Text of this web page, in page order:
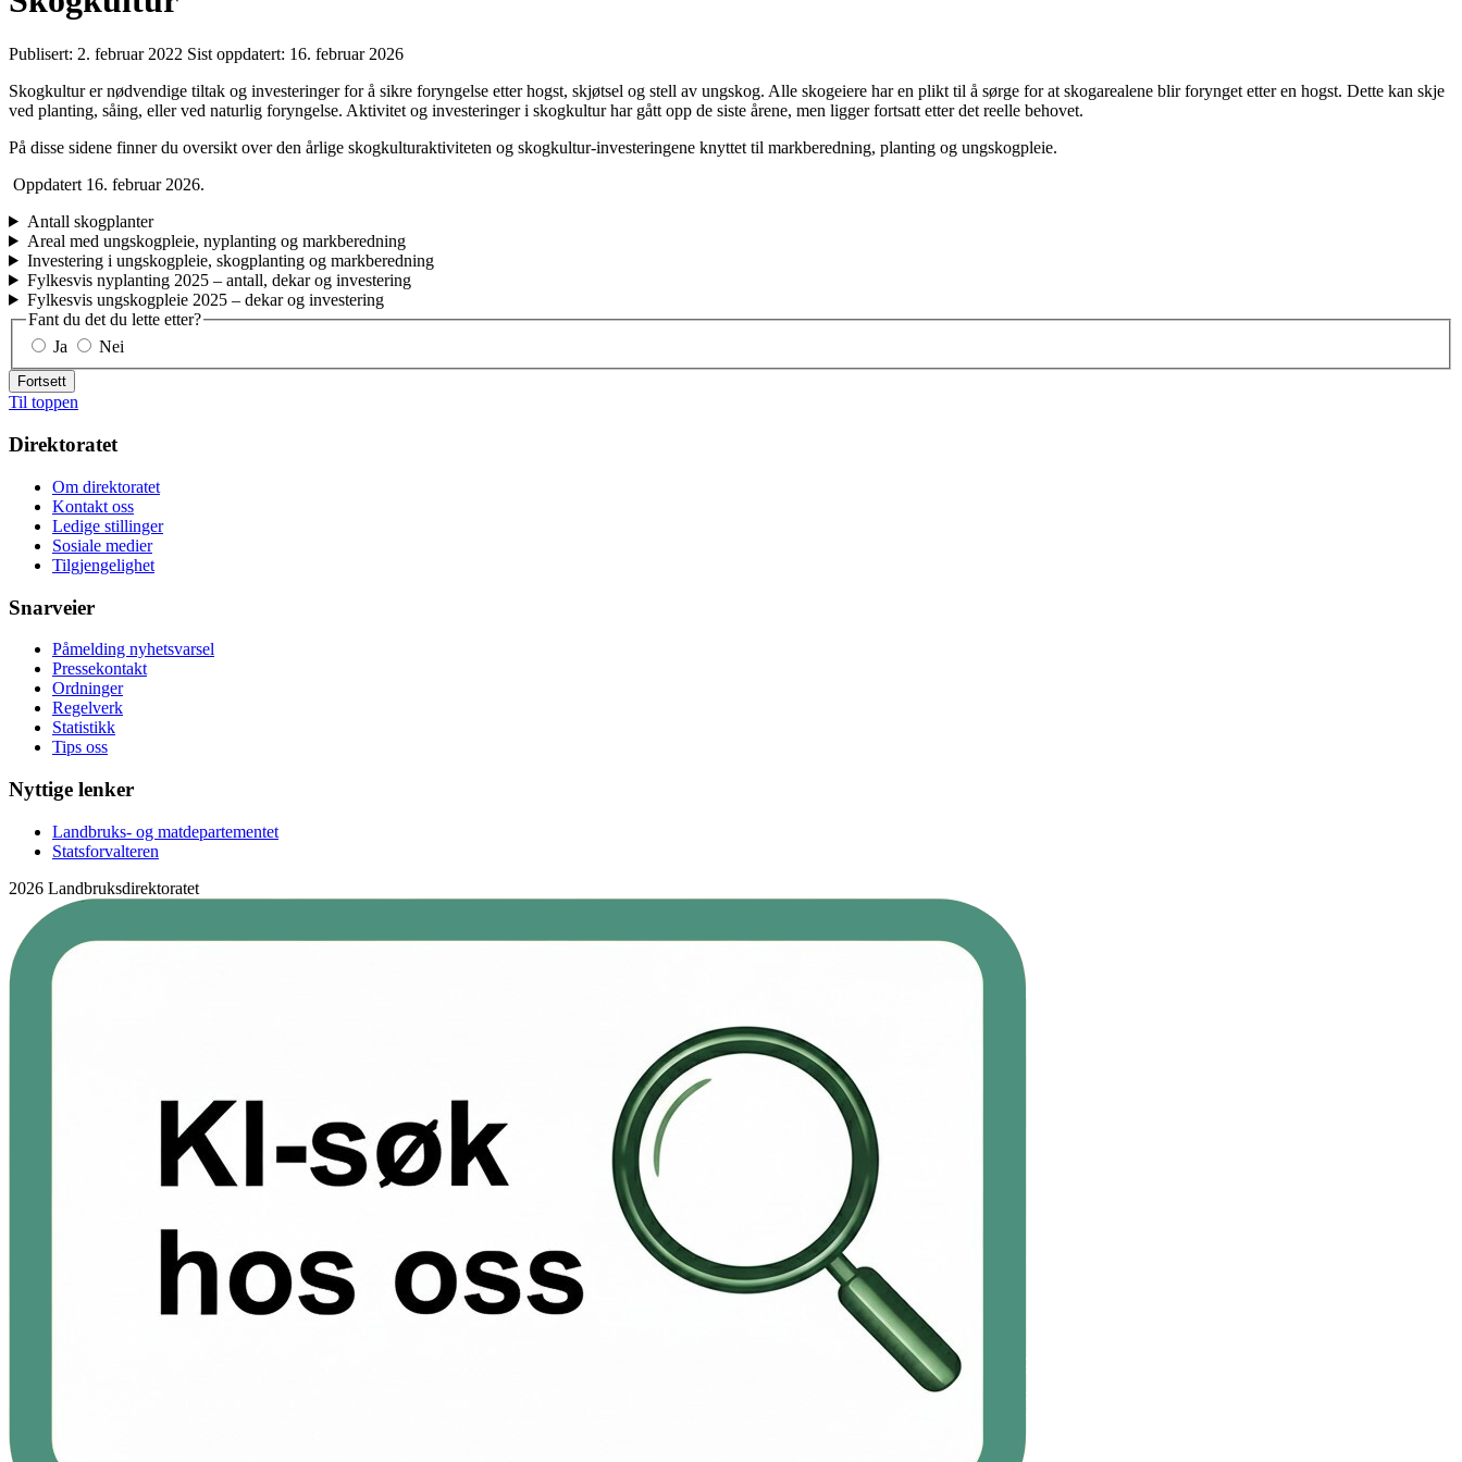
Publisert: 2. februar 2022 Sist oppdatert: 16. februar 2026
Skogkultur er nødvendige tiltak og investeringer for å sikre foryngelse etter hogst, skjøtsel og stell av ungskog. Alle skogeiere har en plikt til å sørge for at skogarealene blir forynget etter en hogst. Dette kan skje
ved planting, såing, eller ved naturlig foryngelse. Aktivitet og investeringer i skogkultur har gått opp de siste årene, men ligger fortsatt etter det reelle behovet.
På disse sidene finner du oversikt over den årlige skogkulturaktiviteten og skogkultur-investeringene knyttet til markberedning, planting og ungskogpleie.
Oppdatert 16. februar 2026.
Antall skogplanter
Areal med ungskogpleie, nyplanting og markberedning
Investering i ungskogpleie, skogplanting og markberedning
Fylkesvis nyplanting 2025 – antall, dekar og investering
Fylkesvis ungskogpleie 2025 – dekar og investering
Fant du det du lette etter?
Ja
Nei
Fortsett
Til toppen
Direktoratet
Om direktoratet
Kontakt oss
Ledige stillinger
Sosiale medier
Tilgjengelighet
Snarveier
Påmelding nyhetsvarsel
Pressekontakt
Ordninger
Regelverk
Statistikk
Tips oss
Nyttige lenker
Landbruks- og matdepartementet
Statsforvalteren
2026 Landbruksdirektoratet